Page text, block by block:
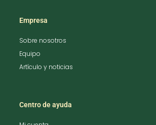
Empresa
Sobre nosotros
Equipo
Artículo y noticias
Centro de ayuda